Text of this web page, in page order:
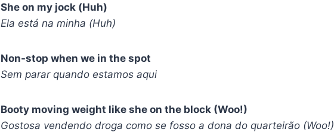
She on my jock (Huh)
Ela está na minha (Huh)
Non-stop when we in the spot
Sem parar quando estamos aqui
Booty moving weight like she on the block (Woo!)
Gostosa vendendo droga como se fosso a dona do quarteirão (Woo!)